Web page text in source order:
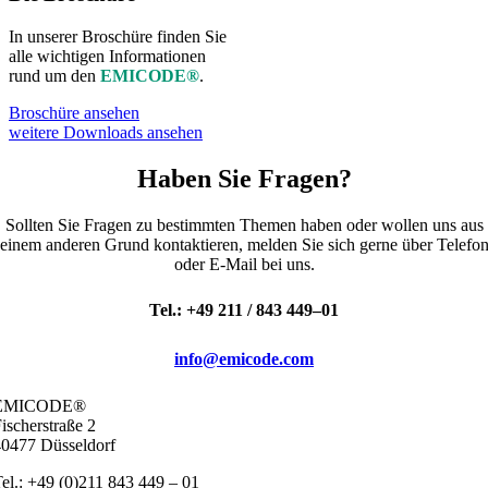
In unse­rer Bro­schü­re fin­den Sie
alle wich­ti­gen Infor­ma­tio­nen
rund um den EMICODE®.
Bro­schü­re anse­hen
wei­te­re Down­loads anse­hen
Haben Sie Fragen?
Soll­ten Sie Fra­gen zu bestimm­ten The­men haben oder wol­len uns aus
einem ande­ren Grund kon­tak­tie­ren, mel­den Sie sich ger­ne über Tele­fon
oder E‑Mail bei uns.
Tel.: +49 211 / 843 449–01
info@emicode.com
2
Düs­sel­dorf
+49 (0)211 843 449 – 01